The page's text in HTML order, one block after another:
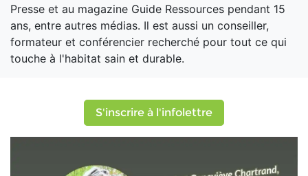
Presse et au magazine Guide Ressources pendant 15
ans, entre autres médias. Il est aussi un conseiller,
formateur et conférencier recherché pour tout ce qui
touche à l'habitat sain et durable.
S'inscrire à l'infolettre